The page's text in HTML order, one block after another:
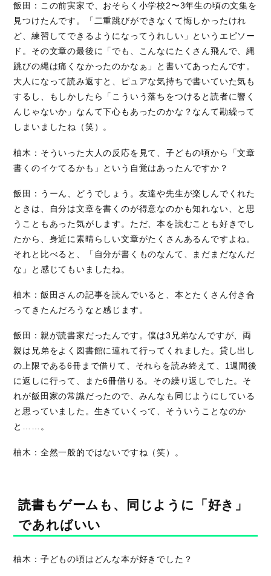
飯田：この前実家で、おそらく小学校2〜3年生の頃の文集を
見つけたんです。「二重跳びができなくて悔しかったけれ
ど、練習してできるようになってうれしい」というエピソー
ド。その文章の最後に「でも、こんなにたくさん飛んで、縄
跳びの縄は痛くなかったのかなぁ」と書いてあったんです。
大人になって読み返すと、ピュアな気持ちで書いていた気も
するし、もしかしたら「こういう落ちをつけると読者に響く
んじゃないか」なんて下心もあったのかな？なんて勘繰って
しまいましたね（笑）。
柚木：そういった大人の反応を見て、子どもの頃から「文章
書くのイケてるかも」という自覚はあったんですか？
飯田：うーん、どうでしょう。友達や先生が楽しんでくれた
ときは、自分は文章を書くのが得意なのかも知れない、と思
うこともあった気がします。ただ、本を読むことも好きでし
たから、身近に素晴らしい文章がたくさんあるんですよね。
それと比べると、「自分が書くものなんて、まだまだなんだ
な」と感じてもいましたね。
柚木：飯田さんの記事を読んでいると、本とたくさん付き合
ってきたんだろうなと感じます。
飯田：親が読書家だったんです。僕は3兄弟なんですが、両
親は兄弟をよく図書館に連れて行ってくれました。貸し出し
の上限である6冊まで借りて、それらを読み終えて、1週間後
に返しに行って、また6冊借りる。その繰り返しでした。そ
れが飯田家の常識だったので、みんなも同じようにしている
と思っていました。生きていくって、そういうことなのか
と……。
柚木：全然一般的ではないですね（笑）。
読書もゲームも、同じように「好き」
であればいい
柚木：子どもの頃はどんな本が好きでした？